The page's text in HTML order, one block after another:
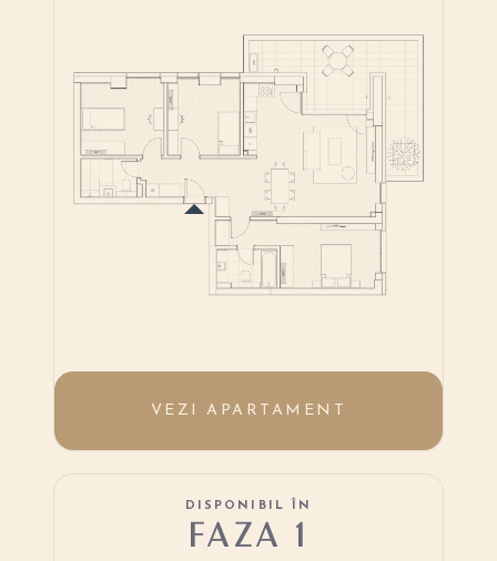
VEZI APARTAMENT
DISPONIBIL ÎN
FAZA 1